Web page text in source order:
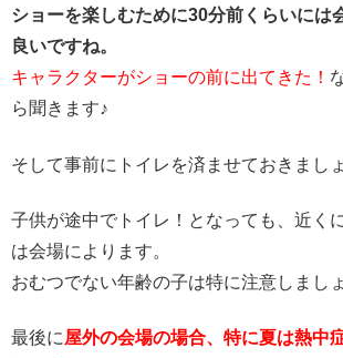
ショーを楽しむために30分前くらいには
良いですね。
キャラクターがショーの前に出てきた！
ら聞きます♪
そして事前にトイレを済ませておきましょ
子供が途中でトイレ！となっても、近く
は会場によります。
おむつでない年齢の子は特に注意しましょ
最後に屋外の会場の場合、特に夏は熱中